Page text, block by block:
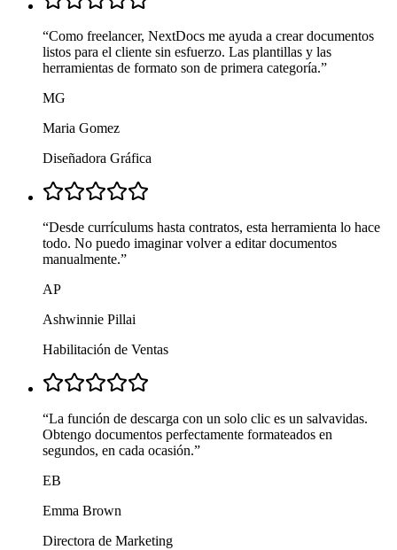
“Como freelancer, NextDocs me ayuda a crear documentos
listos para el cliente sin esfuerzo. Las plantillas y las
herramientas de formato son de primera categoría.”
MG
Maria Gomez
Diseñadora Gráfica
“Desde currículums hasta contratos, esta herramienta lo hace
todo. No puedo imaginar volver a editar documentos
manualmente.”
AP
Ashwinnie Pillai
Habilitación de Ventas
“La función de descarga con un solo clic es un salvavidas.
Obtengo documentos perfectamente formateados en
segundos, en cada ocasión.”
EB
Emma Brown
Directora de Marketing